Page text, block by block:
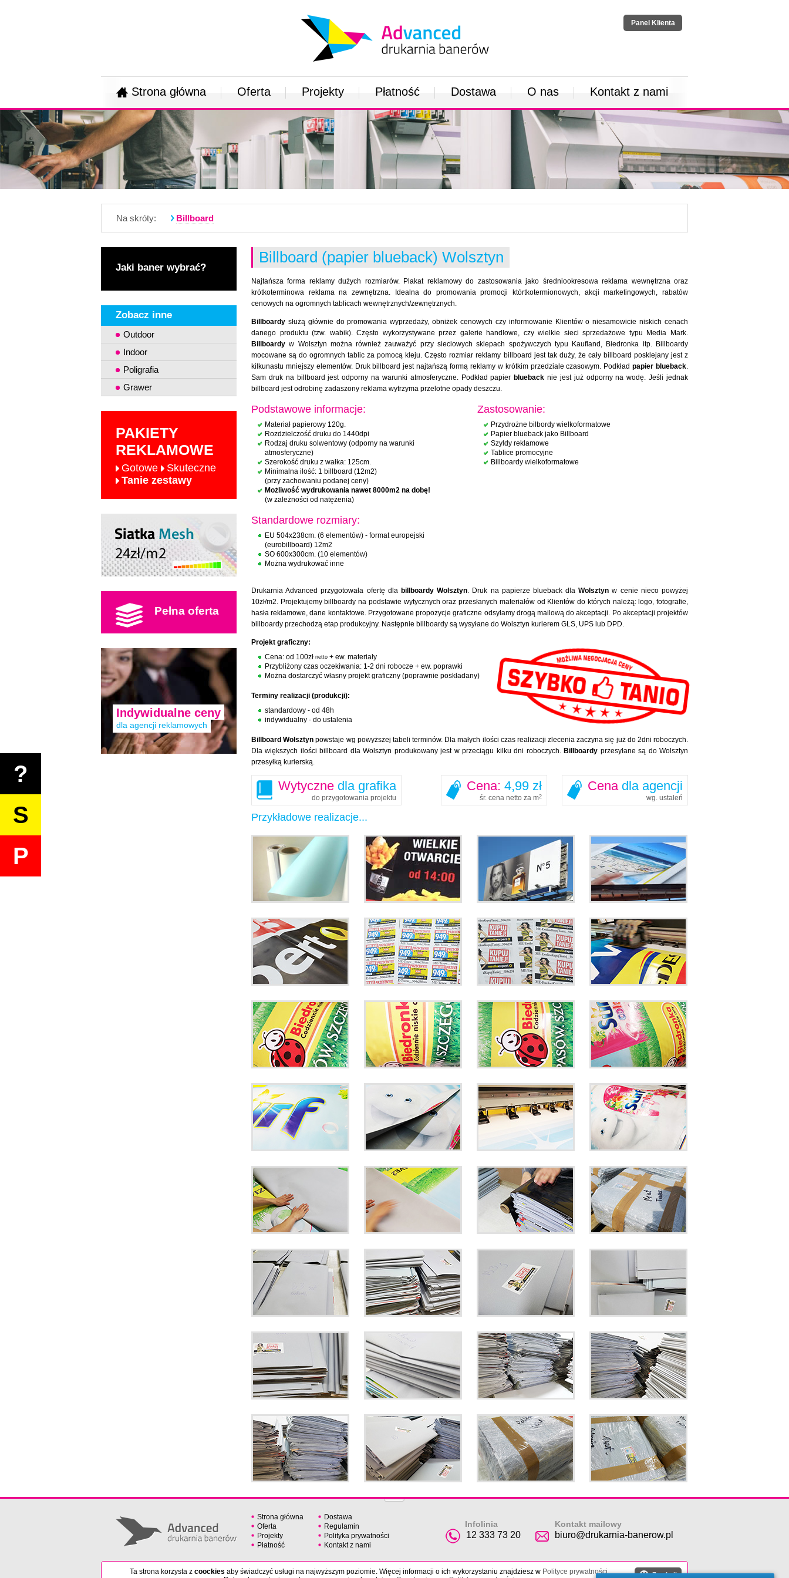
Panel Klienta
Strona główna Oferta Projekty Płatność Dostawa O nas Kontakt z nami
Na skróty: Billboard
Jaki baner wybrać?
Zobacz inne
Outdoor
Indoor
Poligrafia
Grawer
PAKIETY
REKLAMOWE
Gotowe
Skuteczne
Tanie zestawy
Pełna oferta
Indywidualne ceny
dla agencji reklamowych
Billboard (papier blueback) Wolsztyn
Najtańsza forma reklamy dużych rozmiarów. Plakat reklamowy do zastosowania jako średniookresowa reklama wewnętrzna oraz
krótkoterminowa reklama na zewnętrzna. Idealna do promowania promocji którtkotermionowych, akcji marketingowych, rabatów
cenowych na ogromnych tablicach wewnętrznych/zewnętrznych.
Billboardy służą głównie do promowania wyprzedaży, obniżek cenowych czy informowanie Klientów o niesamowicie niskich cenach
danego produktu (tzw. wabik). Często wykorzystywane przez galerie handlowe, czy wielkie sieci sprzedażowe typu Media Mark.
Billboardy w Wolsztyn można również zauważyć przy sieciowych sklepach spożywczych typu Kaufland, Biedronka itp. Billboardy
mocowane są do ogromnych tablic za pomocą kleju. Często rozmiar reklamy billboard jest tak duży, że cały billboard posklejany jest z
kilkunastu mniejszy elementów. Druk billboard jest najtańszą formą reklamy w krótkim przedziale czasowym. Podkładpapier blueback.
Sam druk na billboard jest odporny na warunki atmosferyczne. Podkład papier blueback nie jest już odporny na wodę. Jeśli jednak
billboard jest odrobinę zadaszony reklama wytrzyma przelotne opady deszczu.
Podstawowe informacje:
Materiał papierowy 120g.
Rozdzielczość druku do 1440dpi
Rodzaj druku solwentowy (odporny na warunki
atmosferyczne)
Szerokość druku z wałka: 125cm.
Minimalna ilość: 1 billboard (12m2)
(przy zachowaniu podanej ceny)
Możliwość wydrukowania nawet 8000m2 na dobę!
(w zależności od natężenia)
Standardowe rozmiary:
EU 504x238cm. (6 elementów) - format europejski
(eurobillboard) 12m2
SO 600x300cm. (10 elementów)
Można wydrukować inne
Zastosowanie:
Przydrożne bilbordy wielkoformatowe
Papier blueback jako Billboard
Szyldy reklamowe
Tablice promocyjne
Billboardy wielkoformatowe
Drukarnia Advanced przygotowała ofertę dla billboardy Wolsztyn. Druk na papierze blueback dlaWolsztyn w cenie nieco powyżej
10zł/m2. Projektujemy billboardy na podstawie wytycznych oraz przesłanych materiałów od Klientów do których należą: logo, fotografie,
hasła reklamowe, dane kontaktowe. Przygotowane propozycje graficzne odsyłamy drogą mailową do akceptacji. Po akceptacji projektów
billboardy przechodzą etap produkcyjny. Następnie billboardy są wysyłane do Wolsztyn kurierem GLS, UPS lub DPD.
Projekt graficzny:
Cena: od 100zł netto + ew. materiały
Przybliżony czas oczekiwania: 1-2 dni robocze + ew. poprawki
Można dostarczyć własny projekt graficzny (poprawnie poskładany)
Terminy realizacji (produkcji):
standardowy - od 48h
indywidualny - do ustalenia
Billboard Wolsztyn powstaje wg powyższej tabeli terminów. Dla małych ilości czas realizacji zlecenia zaczyna się już do 2dni roboczych.
Dla większych ilości billboard dla Wolsztyn produkowany jest w przeciągu kilku dni roboczych. Billboardy przesyłane są do Wolsztyn
przesyłką kurierską.
Wytyczne dla grafika
do przygotowania projektu
Cena dla agencji
wg. ustaleń
Cena: 4,99 zł
śr. cena netto za m2
Przykładowe realizacje...
Strona główna
Oferta
Projekty
Płatność
Dostawa
Regulamin
Polityka prywatności
Kontakt z nami
Kontakt mailowy
biuro@drukarnia-banerow.pl
Infolinia
12 333 73 20
X Zamknij
Ta strona korzysta z coockies aby świadczyć usługi na najwyższym poziomie. Więcej informacji o ich wykorzystaniu znajdziesz w Polityce prywatności.
?
S
P